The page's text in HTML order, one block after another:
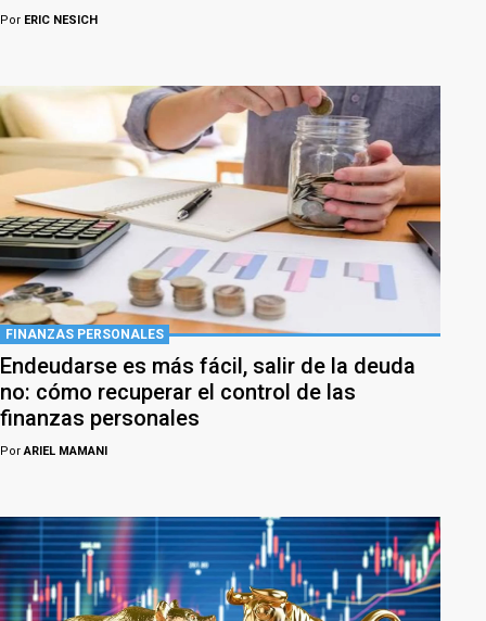
Por ERIC NESICH
FINANZAS PERSONALES
Endeudarse es más fácil, salir de la deuda
no: cómo recuperar el control de las
finanzas personales
PorARIEL MAMANI